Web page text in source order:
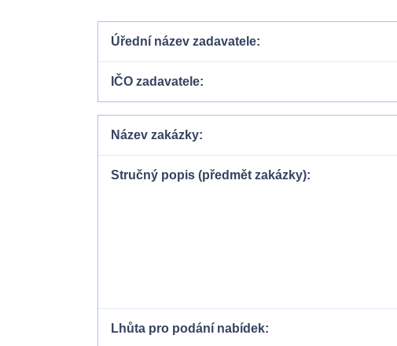
Úřední název zadavatele
IČO zadavatele
Název zakázky
Stručný popis (předmět zakázky)
Lhůta pro podání nabídek